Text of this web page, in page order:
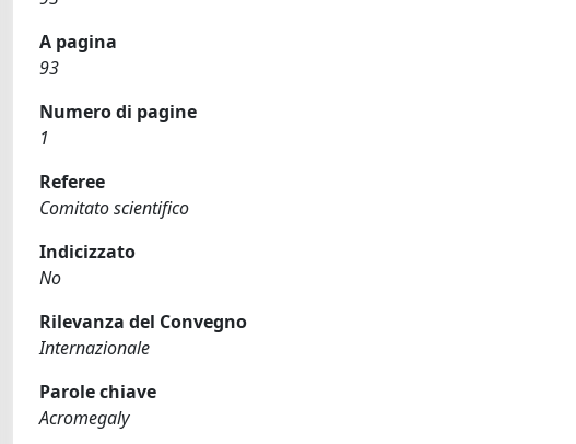
A pagina
93
Numero di pagine
1
Referee
Comitato scientifico
Indicizzato
No
Rilevanza del Convegno
Internazionale
Parole chiave
Acromegaly